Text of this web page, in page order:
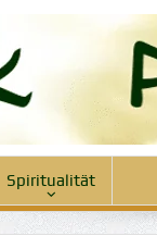
Spiritualität